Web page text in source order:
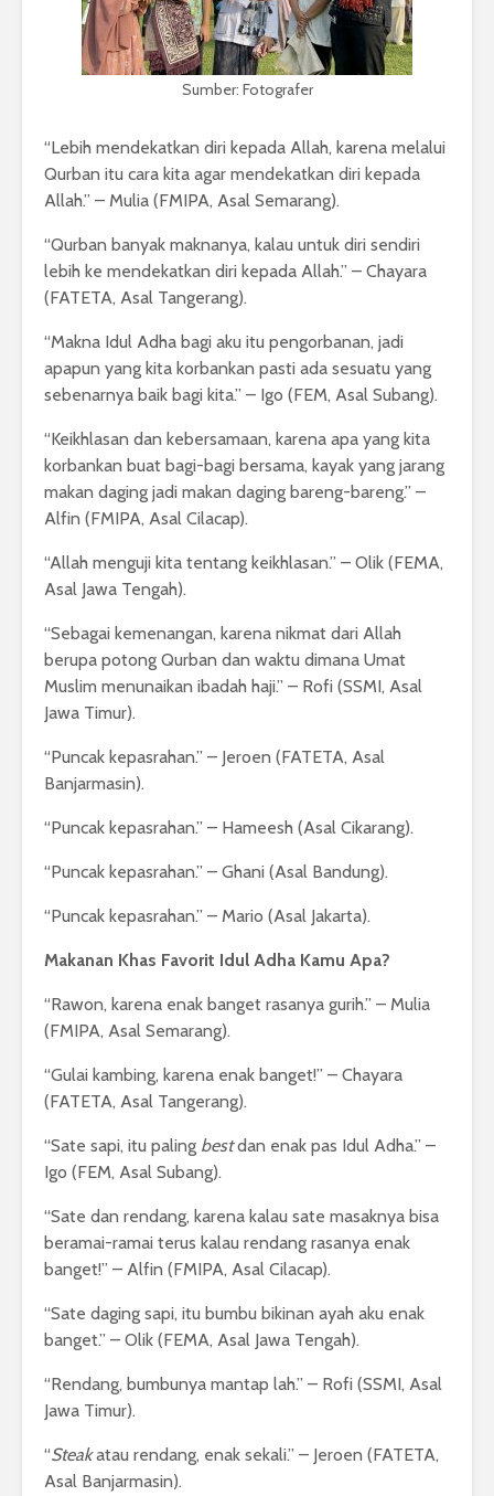
Sumber: Fotografer
“Lebih mendekatkan diri kepada Allah, karena melalui
Qurban itu cara kita agar mendekatkan diri kepada
Allah.” – Mulia (FMIPA, Asal Semarang).
“Qurban banyak maknanya, kalau untuk diri sendiri
lebih ke mendekatkan diri kepada Allah.” – Chayara
(FATETA, Asal Tangerang).
“Makna Idul Adha bagi aku itu pengorbanan, jadi
apapun yang kita korbankan pasti ada sesuatu yang
sebenarnya baik bagi kita.” – Igo (FEM, Asal Subang).
“Keikhlasan dan kebersamaan, karena apa yang kita
korbankan buat bagi-bagi bersama, kayak yang jarang
makan daging jadi makan daging bareng-bareng.” –
Alfin (FMIPA, Asal Cilacap).
“Allah menguji kita tentang keikhlasan.” – Olik (FEMA,
Asal Jawa Tengah).
“Sebagai kemenangan, karena nikmat dari Allah
berupa potong Qurban dan waktu dimana Umat
Muslim menunaikan ibadah haji.” – Rofi (SSMI, Asal
Jawa Timur).
“Puncak kepasrahan.” – Jeroen (FATETA, Asal
Banjarmasin).
“Puncak kepasrahan.” – Hameesh (Asal Cikarang).
“Puncak kepasrahan.” – Ghani (Asal Bandung).
“Puncak kepasrahan.” – Mario (Asal Jakarta).
Makanan Khas Favorit Idul Adha Kamu Apa?
“Rawon, karena enak banget rasanya gurih.” – Mulia
(FMIPA, Asal Semarang).
“Gulai kambing, karena enak banget!” – Chayara
(FATETA, Asal Tangerang).
“Sate sapi, itu paling bestdan enak pas Idul Adha.” –
Igo (FEM, Asal Subang).
“Sate dan rendang, karena kalau sate masaknya bisa
beramai-ramai terus kalau rendang rasanya enak
banget!” – Alfin (FMIPA, Asal Cilacap).
“Sate daging sapi, itu bumbu bikinan ayah aku enak
banget.” – Olik (FEMA, Asal Jawa Tengah).
“Rendang, bumbunya mantap lah.” – Rofi (SSMI, Asal
Jawa Timur).
“Steakatau rendang, enak sekali.” – Jeroen (FATETA,
Asal Banjarmasin).